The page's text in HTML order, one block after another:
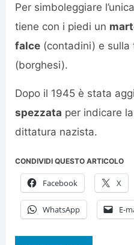
Per simboleggiare
tiene con i piedi un
falce (contadini) e sulla
(borghesi).
Dopo il 1945 è stata
spezzata per indicare
dittatura nazista.
CONDIVIDI QUESTO ARTICOLO
Facebook X
WhatsApp E-